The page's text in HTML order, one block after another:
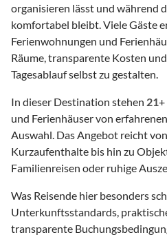
organisieren lässt und während
komfortabel bleibt. Viele Gäste
Ferienwohnungen und
Räume, transparente Kosten
Tagesablauf selbst zu gestalten.
In dieser Destination stehen 21+
und Ferienhäuser von
Auswahl. Das Angebot reicht
Kurzaufenthalte bis hin zu
Familienreisen oder ruhige
Was Reisende hier besonders
Unterkunftsstandards,
transparente